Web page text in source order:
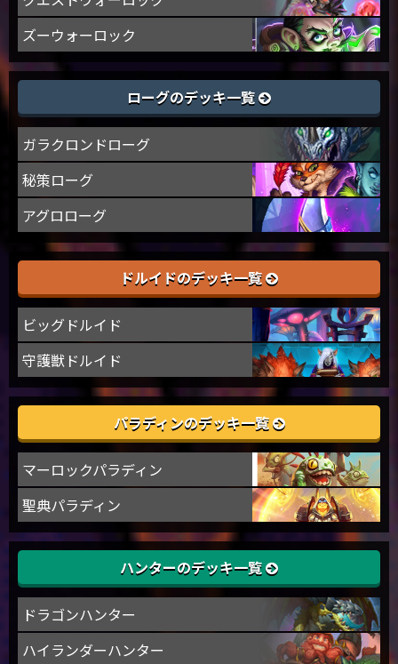
ズーウォーロック
ローグのデッキ一覧
ガラクロンドローグ
秘策ローグ
アグロローグ
ドルイドのデッキ一覧
ビッグドルイド
守護獣ドルイド
パラディンのデッキ一覧
マーロックパラディン
聖典パラディン
ハンターのデッキ一覧
ドラゴンハンター
ハイランダーハンター